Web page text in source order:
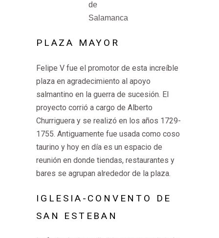
de
Salamanca
PLAZA MAYOR
Felipe V fue el promotor de esta increíble
plaza en agradecimiento al apoyo
salmantino en la guerra de sucesión. El
proyecto corrió a cargo de Alberto
Churriguera y se realizó en los años 1729-
1755. Antiguamente fue usada como coso
taurino y hoy en día es un espacio de
reunión en donde tiendas, restaurantes y
bares se agrupan alrededor de la plaza.
IGLESIA-CONVENTO DE
SAN ESTEBAN